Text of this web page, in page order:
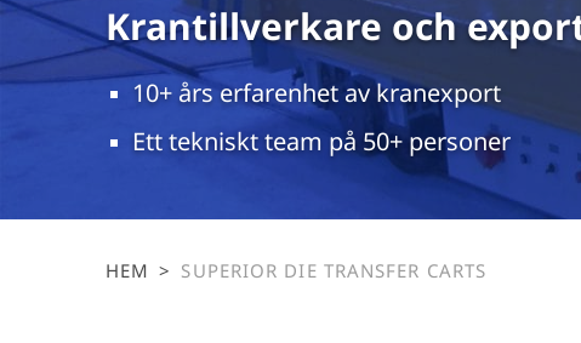
Krantillverkare och
10+ års erfarenhet av kranexport
Ett tekniskt team på 50+ personer
HEM > SUPERIOR DIE TRANSFER CARTS